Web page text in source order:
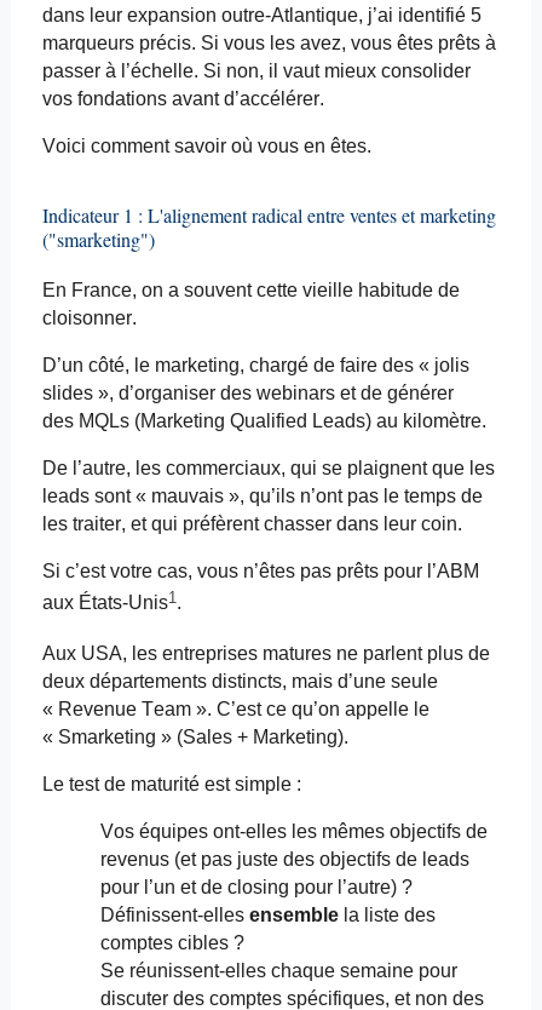
dans leur expansion outre-Atlantique, j’ai identifié 5
marqueurs précis. Si vous les avez, vous êtes prêts à
passer à l’échelle. Si non, il vaut mieux consolider
vos fondations avant d’accélérer.
Voici comment savoir où vous en êtes.
Indicateur 1 : L'alignement radical entre ventes et marketing
("smarketing")
En France, on a souvent cette vieille habitude de
cloisonner.
D’un côté, le marketing, chargé de faire des « jolis
slides », d’organiser des webinars et de générer
des MQLs(Marketing Qualified Leads) au kilomètre.
De l’autre, les commerciaux, qui se plaignent que les
leads sont « mauvais », qu’ils n’ont pas le temps de
les traiter, et qui préfèrent chasser dans leur coin.
Si c’est votre cas, vous n’êtes pas prêts pour l’ABM
aux États-Unis1.
Aux USA, les entreprises matures ne parlent plus de
deux départements distincts, mais d’une seule
« Revenue Team ». C’est ce qu’on appelle le
« Smarketing » (Sales + Marketing).
Le test de maturité est simple :
Vos équipes ont-elles les mêmes objectifs de
revenus (et pas juste des objectifs de leads
pour l’un et de closing pour l’autre) ?
Définissent-elles ensemblela liste des
comptes cibles ?
Se réunissent-elles chaque semaine pour
discuter des comptes spécifiques, et non des